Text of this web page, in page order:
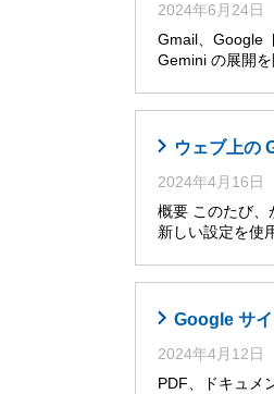
2024年6月24日
Gmail、Google
Gemini の展開
ウェブ上の
2024年4月16日
概要 このたび、
新しい設定を使
Google サ
2024年4月12日
PDF、ドキュメ